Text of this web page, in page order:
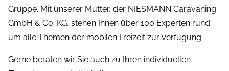
Gruppe. Mit unserer Mutter, der NIESMANN Caravaning
GmbH & Co. KG, stehen Ihnen über 100 Experten rund
um alle Themen der mobilen Freizeit zur Verfügung.
Gerne beraten wir Sie auch zu Ihren individuellen